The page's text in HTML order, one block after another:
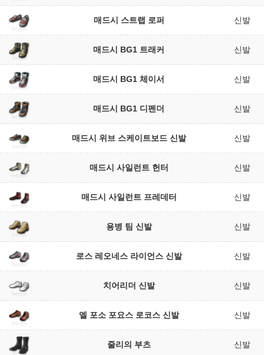
매드시 스트랩 로퍼 신발
매드시 BG1 트래커 신발
매드시 BG1 체이서 신발
매드시 BG1 디펜더 신발
매드시 위브 스케이트보드 신발 신발
매드시 사일런트 헌터 신발
매드시 사일런트 프레데터 신발
용병 팀 신발 신발
로스 레오네스 라이언스 신발 신발
치어리더 신발 신발
엘 포소 포요스 로코스 신발 신발
줄리의 부츠 신발